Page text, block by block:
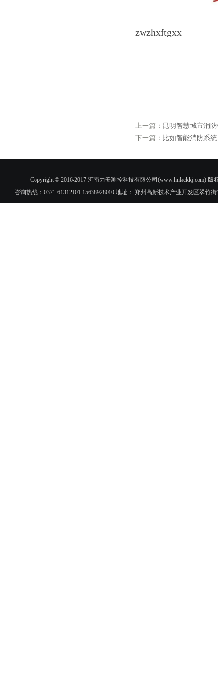
zwzhxftgxx
上一篇： 昆明智慧城市消
下一篇： 比如智能消防系
Copyright © 2016-2017 河南力安测控科技有限公司(www.hnlackkj.com)
咨询热线：0371-61312101 15638928010 地址： 郑州高新技术产业开发区翠竹